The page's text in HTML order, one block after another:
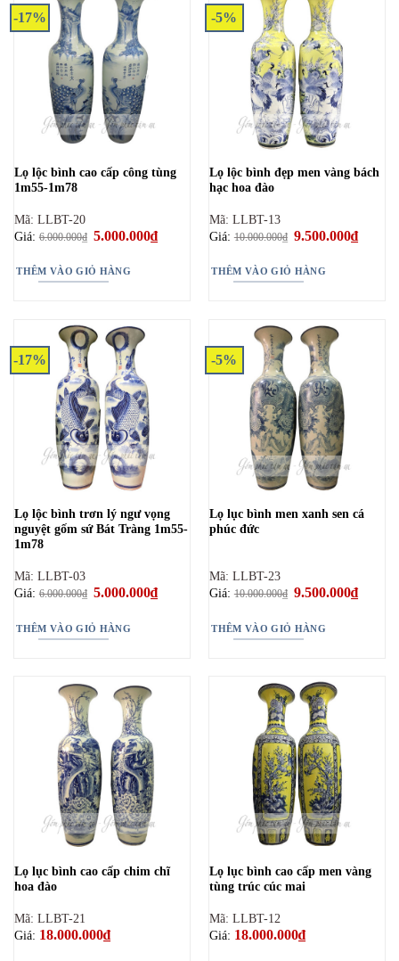
-17%
Lọ lộc bình cao cấp công tùng
1m55-1m78
Mã: LLBT-20
Giá:6.000.000₫ Giá
6.000.000₫.
5.000.000₫Giá
hiện
THÊM VÀO GIỎ HÀNG
-5%
Lọ lộc bình đẹp men vàng bách
hạc hoa đào
Mã: LLBT-13
Giá:10.000.000₫ Giá
10.000.000₫.
9.500.000₫Giá
hiện
THÊM VÀO GIỎ HÀNG
-17%
Lọ lộc bình trơn lý ngư vọng
nguyệt gốm sứ Bát Tràng 1m55-
1m78
Mã: LLBT-03
Giá:6.000.000₫ Giá
6.000.000₫.
5.000.000₫Giá
hiện
THÊM VÀO GIỎ HÀNG
-5%
Lọ lục bình men xanh sen cá
phúc đức
Mã: LLBT-23
Giá:10.000.000₫ Giá
10.000.000₫.
9.500.000₫Giá
hiện
THÊM VÀO GIỎ HÀNG
Lọ lục bình cao cấp chim chĩ
hoa đào
Mã: LLBT-21
Giá: 18.000.000₫
Lọ lục bình cao cấp men vàng
tùng trúc cúc mai
Mã: LLBT-12
Giá: 18.000.000₫